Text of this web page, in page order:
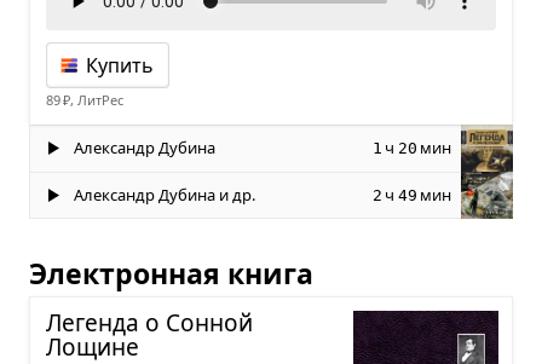
Купить
89 ₽, ЛитРес
Александр Дубина 1 ч 20 мин
Александр Дубина и др. 2 ч 49 мин
Электронная книга
Легенда о Сон­ной
Лощине